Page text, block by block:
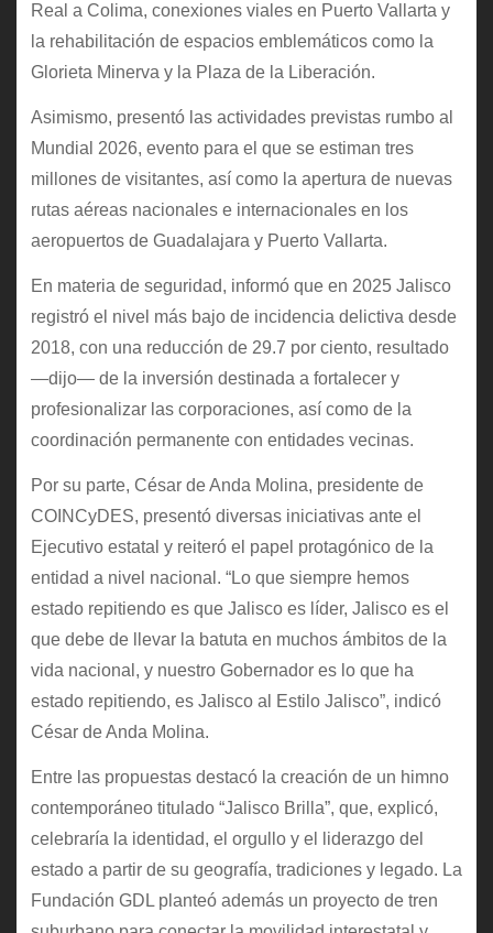
Real a Colima, conexiones viales en Puerto Vallarta y
la rehabilitación de espacios emblemáticos como la
Glorieta Minerva y la Plaza de la Liberación.
Asimismo, presentó las actividades previstas rumbo al
Mundial 2026, evento para el que se estiman tres
millones de visitantes, así como la apertura de nuevas
rutas aéreas nacionales e internacionales en los
aeropuertos de Guadalajara y Puerto Vallarta.
En materia de seguridad, informó que en 2025 Jalisco
registró el nivel más bajo de incidencia delictiva desde
2018, con una reducción de 29.7 por ciento, resultado
—dijo— de la inversión destinada a fortalecer y
profesionalizar las corporaciones, así como de la
coordinación permanente con entidades vecinas.
Por su parte, César de Anda Molina, presidente de
COINCyDES, presentó diversas iniciativas ante el
Ejecutivo estatal y reiteró el papel protagónico de la
entidad a nivel nacional. “Lo que siempre hemos
estado repitiendo es que Jalisco es líder, Jalisco es el
que debe de llevar la batuta en muchos ámbitos de la
vida nacional, y nuestro Gobernador es lo que ha
estado repitiendo, es Jalisco al Estilo Jalisco”, indicó
César de Anda Molina.
Entre las propuestas destacó la creación de un himno
contemporáneo titulado “Jalisco Brilla”, que, explicó,
celebraría la identidad, el orgullo y el liderazgo del
estado a partir de su geografía, tradiciones y legado. La
Fundación GDL planteó además un proyecto de tren